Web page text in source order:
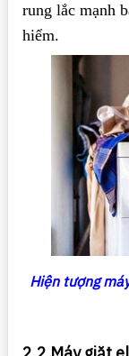
rung lắc mạnh
hiểm.
Hiện tượng